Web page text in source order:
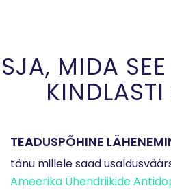
MIDA
TEADUSPÕHINE
tänu millele saad
Ameerika Ühendriikide